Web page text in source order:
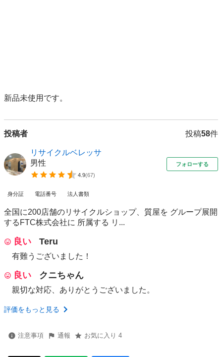
新品未使用です。
投稿者 投稿58件
リサイクルベレッサ
男性
4.9(67)
フォローする
身分証 電話番号 法人書類
全国に200店舗のリサイクルショップ、質屋を グループ展開
するFTC株式会社に 所属する リ...
良い Teru
有難うございました！
良い クニちゃん
親切な対応、ありがとうございました。
評価をもっと見る
注意事項 通報 お気に入り 4